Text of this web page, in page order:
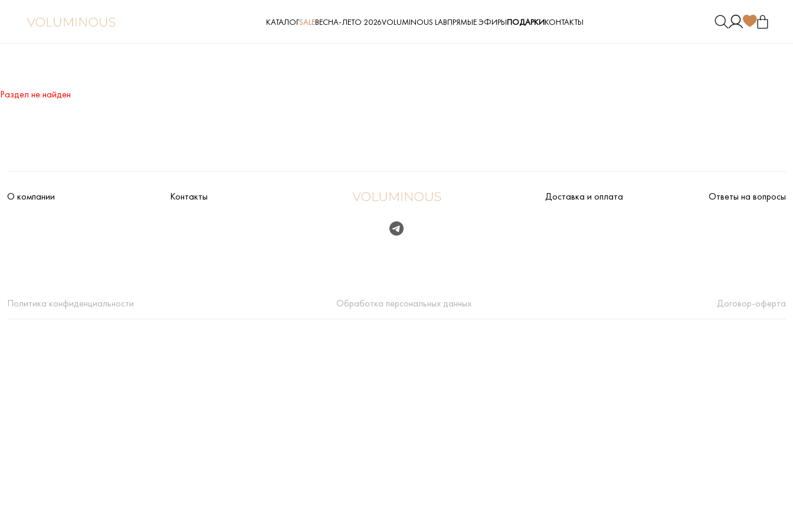
КАТАЛОГSALEВЕСНА-ЛЕТО 2026VOLUMINOUS LABПРЯМЫЕ ЭФИРЫПОДАРКИКОНТАКТЫ
Раздел не найден
О компании Контакты Доставка и оплата Ответы на вопросы
Политика конфиденциальности Обработка персональных данных Договор-оферта